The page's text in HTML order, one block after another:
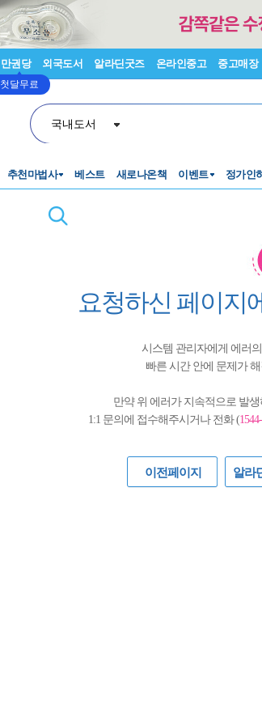
만권당
첫달무료
외국도서 알라딘굿즈 온라인중고 중고매장
국내도서
추천마법사 베스트 새로나온책 이벤트 정가인
요청하신 페이지
시스템 관리자에게 에러
빠른 시간 안에 문제가
만약 위 에러가 지속적으로 발
1:1 문의에 접수해주시거나 전화 (
이전페이지 알라